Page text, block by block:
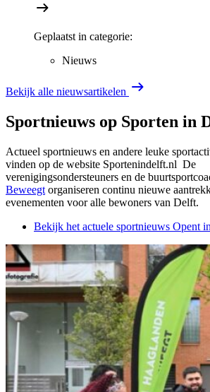
Geplaatst in categorie:
Nieuws
Bekijk alle nieuwsartikelen
Sportnieuws op Sporten in
Actueel sportnieuws en andere leuke
vinden op de website Sportenindelft.nl De
verenigingsondersteuners en de
Beweegt organiseren continu nieuwe
evenementen voor alle bewoners van Delft.
Bekijk het actuele sportnieuws Opent